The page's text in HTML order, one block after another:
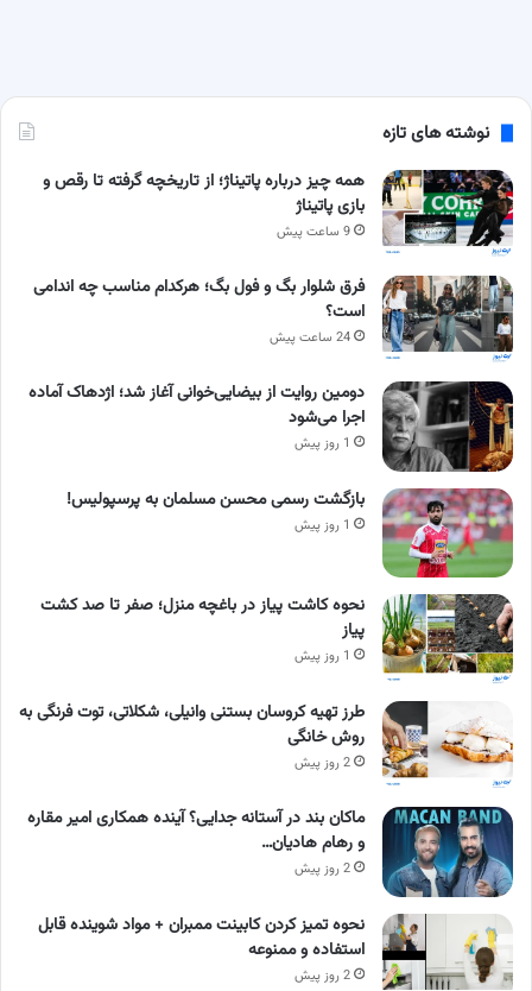
نوشته های تازه
همه چیز درباره پاتیناژ؛ از تاریخچه گرفته تا رقص و
بازی پاتیناژ
9 ساعت پیش
فرق شلوار بگ و فول بگ؛ هرکدام مناسب چه اندامی
است؟
24 ساعت پیش
دومین روایت از بیضایی‌خوانی آغاز شد؛ اژدهاک آماده
اجرا می‌شود
1 روز پیش
بازگشت رسمی محسن مسلمان به پرسپولیس!
1 روز پیش
نحوه کاشت پیاز در باغچه منزل؛ صفر تا صد کشت
پیاز
1 روز پیش
طرز تهیه کروسان بستنی وانیلی، شکلاتی، توت فرنگی به
روش خانگی
2 روز پیش
ماکان بند در آستانه جدایی؟ آینده همکاری امیر مقاره
و رهام هادیان…
2 روز پیش
نحوه تمیز کردن کابینت ممبران + مواد شوینده قابل
استفاده و ممنوعه
2 روز پیش